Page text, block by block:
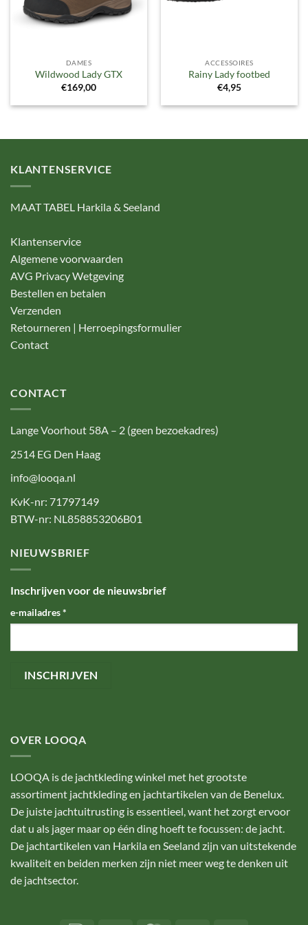
DAMES
Wildwood Lady GTX
€169,00
ACCESSOIRES
Rainy Lady footbed
€4,95
KLANTENSERVICE
MAAT TABEL Harkila & Seeland
Klantenservice
Algemene voorwaarden
AVG Privacy Wetgeving
Bestellen en betalen
Verzenden
Retourneren | Herroepingsformulier
Contact
CONTACT
Lange Voorhout 58A – 2 (geen bezoekadres)
2514 EG Den Haag
info@looqa.nl
KvK-nr: 71797149
BTW-nr: NL858853206B01
NIEUWSBRIEF
Inschrijven voor de nieuwsbrief
e-mailadres*
OVER LOOQA
LOOQA is de jachtkleding winkel met het grootste
assortiment jachtkleding en jachtartikelen van de Benelux.
De juiste jachtuitrusting is essentieel, want het zorgt ervoor
dat u als jager maar op één ding hoeft te focussen: de jacht.
De jachtartikelen van Harkila en Seeland zijn van uitstekende
kwaliteit en beiden merken zijn niet meer weg te denken uit
de jachtsector.